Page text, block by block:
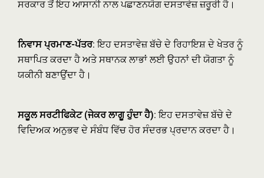
ਸਰਕਾਰ ਤੋਂ ਇਹ ਆਸਾਨੀ ਨਾਲ ਪਛਾਣਨਯੋਗ ਦਸਤਾਵੇਜ਼ ਜ਼ਰੂਰੀ ਹੈ।
ਨਿਵਾਸ ਪ੍ਰਮਾਣ-ਪੱਤਰ: ਇਹ ਦਸਤਾਵੇਜ਼ ਬੱਚੇ ਦੇ ਰਿਹਾਇਸ਼ ਦੇ ਖੇਤਰ ਨੂੰ
ਸਥਾਪਿਤ ਕਰਦਾ ਹੈ ਅਤੇ ਸਥਾਨਕ ਲਾਭਾਂ ਲਈ ਉਹਨਾਂ ਦੀ ਯੋਗਤਾ ਨੂੰ
ਯਕੀਨੀ ਬਣਾਉਂਦਾ ਹੈ।
ਸਕੂਲ ਸਰਟੀਫਿਕੇਟ (ਜੇਕਰ ਲਾਗੂ ਹੁੰਦਾ ਹੈ): ਇਹ ਦਸਤਾਵੇਜ਼ ਬੱਚੇ ਦੇ
ਵਿਦਿਅਕ ਅਨੁਭਵ ਦੇ ਸੰਬੰਧ ਵਿੱਚ ਹੋਰ ਸੰਦਰਭ ਪ੍ਰਦਾਨ ਕਰਦਾ ਹੈ।